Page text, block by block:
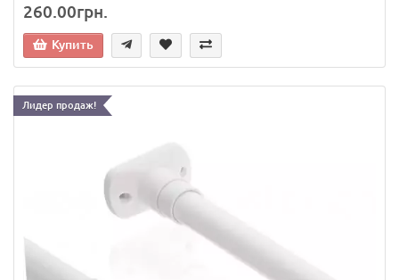
260.00грн.
Купить
Лидер продаж!